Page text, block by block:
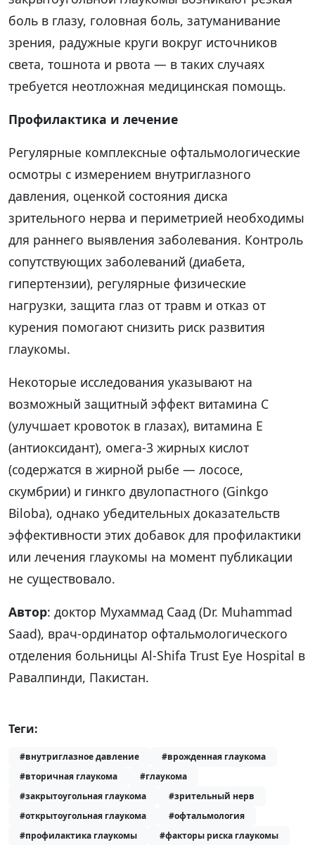
боль в глазу, головная боль, затуманивание
зрения, радужные круги вокруг источников
света, тошнота и рвота — в таких случаях
требуется неотложная медицинская помощь.
Профилактика и лечение
Регулярные комплексные офтальмологические
осмотры с измерением внутриглазного
давления, оценкой состояния диска
зрительного нерва и периметрией необходимы
для раннего выявления заболевания. Контроль
сопутствующих заболеваний (диабета,
гипертензии), регулярные физические
нагрузки, защита глаз от травм и отказ от
курения помогают снизить риск развития
глаукомы.
Некоторые исследования указывают на
возможный защитный эффект витамина C
(улучшает кровоток в глазах), витамина E
(антиоксидант), омега-3 жирных кислот
(содержатся в жирной рыбе — лососе,
скумбрии) и гинкго двулопастного (Ginkgo
Biloba), однако убедительных доказательств
эффективности этих добавок для профилактики
или лечения глаукомы на момент публикации
не существовало.
Автор: доктор Мухаммад Саад (Dr. Muhammad
Saad), врач-ординатор офтальмологического
отделения больницы Al-Shifa Trust Eye Hospital в
Равалпинди, Пакистан.
Теги:
#внутриглазное давление
#врожденная глаукома
#вторичная глаукома
#глаукома
#закрытоугольная глаукома
#зрительный нерв
#открытоугольная глаукома
#офтальмология
#профилактика глаукомы
#факторы риска глаукомы